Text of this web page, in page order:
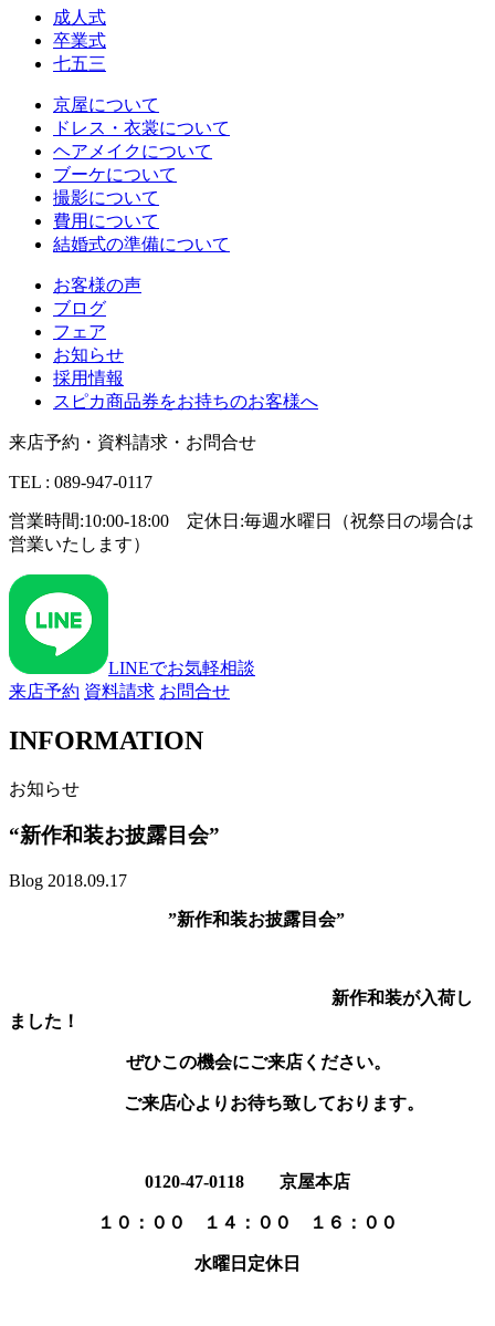
成人式
卒業式
七五三
京屋について
ドレス・衣裳について
ヘアメイクについて
ブーケについて
撮影について
費用について
結婚式の準備について
お客様の声
ブログ
フェア
お知らせ
採用情報
スピカ商品券をお持ちのお客様へ
来店予約・資料請求・お問合せ
TEL : 089-947-0117
営業時間:10:00-18:00 定休日:毎週水曜日（祝祭日の場合は
営業いたします）
LINEでお気軽相談
来店予約 資料請求 お問合せ
INFORMATION
お知らせ
“新作和装お披露目会”
Blog 2018.09.17
”新作和装お披露目会”
新作和装が入荷し
ました！
ぜひこの機会にご来店ください。
ご来店心よりお待ち致しております。
0120-47-0118 京屋本店
１０：００ １４：００ １６：００
水曜日定休日